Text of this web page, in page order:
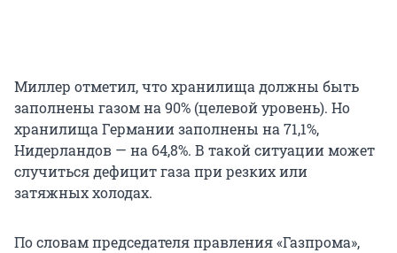
Миллер отметил, что хранилища должны быть
заполнены газом на 90% (целевой уровень). Но
хранилища Германии заполнены на 71,1%,
Нидерландов — на 64,8%. В такой ситуации может
случиться дефицит газа при резких или
затяжных холодах.
По словам председателя правления «Газпрома»,